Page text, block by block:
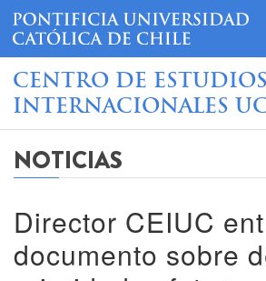
CENTRO DE ESTUDIOS
INTERNACIONALES
NOTICIAS
Director CEIUC
documento sobre